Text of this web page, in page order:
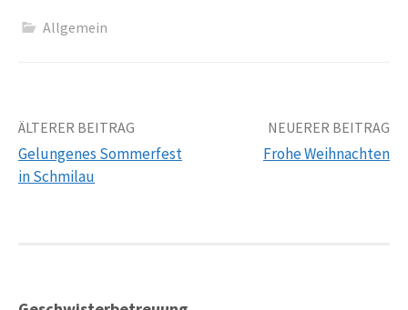
Allgemein
Beitrags-
Navigation
ÄLTERER BEITRAG
Gelungenes Sommerfest
in Schmilau
NEUERER BEITRAG
Frohe Weihnachten